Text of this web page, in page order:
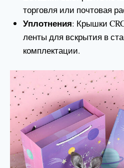
торговля или почтовая
Уплотнения: Крышки
ленты для вскрытия в
комплектации.